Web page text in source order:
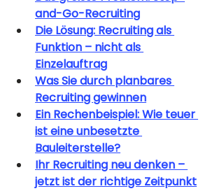
and-Go-Recruiting
Die Lösung: Recruiting als
Funktion – nicht als
Einzelauftrag
Was Sie durch planbares
Recruiting gewinnen
Ein Rechenbeispiel: Wie teuer
ist eine unbesetzte
Bauleiterstelle?
Ihr Recruiting neu denken –
jetzt ist der richtige Zeitpunkt